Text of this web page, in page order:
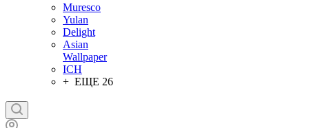
Muresco
Yulan
Delight
Asian
Wallpaper
ICH
+ ЕЩЕ 26